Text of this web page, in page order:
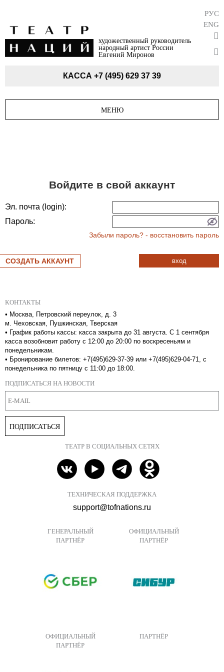
художественный руководитель
народный артист России
Евгений Миронов
РУС
ENG
КАССА +7 (495) 629 37 39
МЕНЮ
Войдите в свой аккаунт
Эл. почта (login):
Пароль:
Забыли пароль? - восстановить пароль
СОЗДАТЬ АККАУНТ вход
КОНТАКТЫ
• Москва, Петровский переулок, д. 3
м. Чеховская, Пушкинская, Тверская
• График работы кассы: касса закрыта до 31 августа. С 1 сентября
касса возобновит работу с 12:00 до 20:00 по воскресеньям и
понедельникам.
• Бронирование билетов: +7(495)629-37-39 или +7(495)629-04-71, с
понедельника по пятницу с 11:00 до 18:00.
ПОДПИСАТЬСЯ НА НОВОСТИ
ПОДПИСАТЬСЯ
ТЕАТР В СОЦИАЛЬНЫХ СЕТЯХ
ТЕХНИЧЕСКАЯ ПОДДЕРЖКА
support@tofnations.ru
ГЕНЕРАЛЬНЫЙ
ПАРТНЁР
ОФИЦИАЛЬНЫЙ
ПАРТНЁР
ОФИЦИАЛЬНЫЙ
ПАРТНЁР
ПАРТНЁР